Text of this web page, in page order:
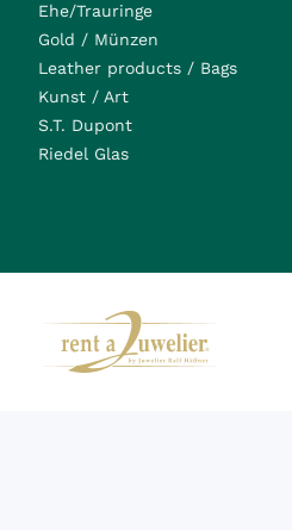
Ehe/Trauringe
Gold / Münzen
Leather products / Bags
Kunst / Art
S.T. Dupont
Riedel Glas